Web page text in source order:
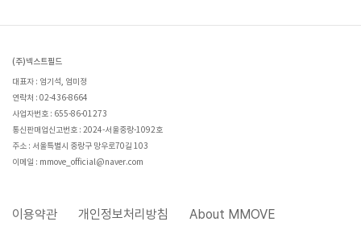
(주)넥스트필드
대표자 : 엄기석, 엄미정
연락처 : 02-436-8664
사업자번호 : 655-86-01273
통신판매업신고번호 : 2024-서울중랑-1092호
주소 : 서울특별시 중랑구 망우로70길 103
이메일 : mmove_official@naver.com
이용약관 개인정보처리방침 About MMOVE